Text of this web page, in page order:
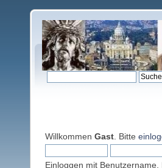
Willkommen Gast . Bitte
Einloggen mit